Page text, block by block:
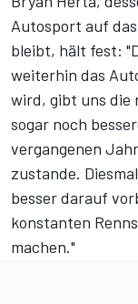
Autosport auf
bleibt, hält fest:
weiterhin das
wird, gibt uns die
sogar noch
vergangenen
zustande.
besser darauf
konstanten
machen."